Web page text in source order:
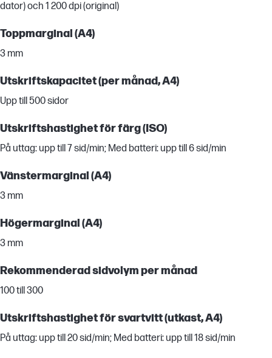
dator) och 1 200 dpi (original)
Toppmarginal (A4)
3 mm
Utskriftskapacitet (per månad, A4)
Upp till 500 sidor
Utskriftshastighet för färg (ISO)
På uttag: upp till 7 sid/min; Med batteri: upp till 6 sid/min
Vänstermarginal (A4)
3 mm
Högermarginal (A4)
3 mm
Rekommenderad sidvolym per månad
100 till 300
Utskriftshastighet för svartvitt (utkast, A4)
På uttag: upp till 20 sid/min; Med batteri: upp till 18 sid/min